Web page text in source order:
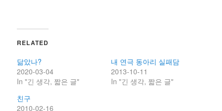
RELATED
닮았나?
2020-03-04
In "긴 생각, 짧은 글"
내 연극 동아리 실패담
2013-10-11
In "긴 생각, 짧은 글"
친구
2010-02-16